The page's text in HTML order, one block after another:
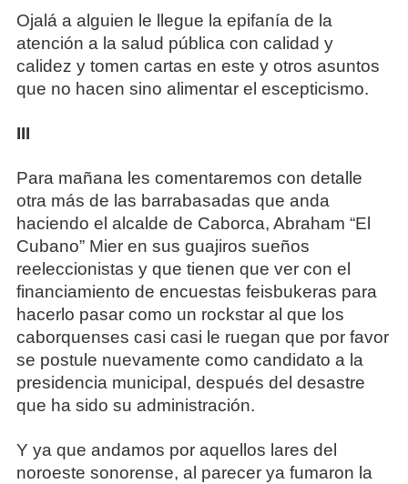
Ojalá a alguien le llegue la epifanía de la
atención a la salud pública con calidad y
calidez y tomen cartas en este y otros asuntos
que no hacen sino alimentar el escepticismo.
III
Para mañana les comentaremos con detalle
otra más de las barrabasadas que anda
haciendo el alcalde de Caborca, Abraham “El
Cubano” Mier en sus guajiros sueños
reeleccionistas y que tienen que ver con el
financiamiento de encuestas feisbukeras para
hacerlo pasar como un rockstar al que los
caborquenses casi casi le ruegan que por favor
se postule nuevamente como candidato a la
presidencia municipal, después del desastre
que ha sido su administración.
Y ya que andamos por aquellos lares del
noroeste sonorense, al parecer ya fumaron la